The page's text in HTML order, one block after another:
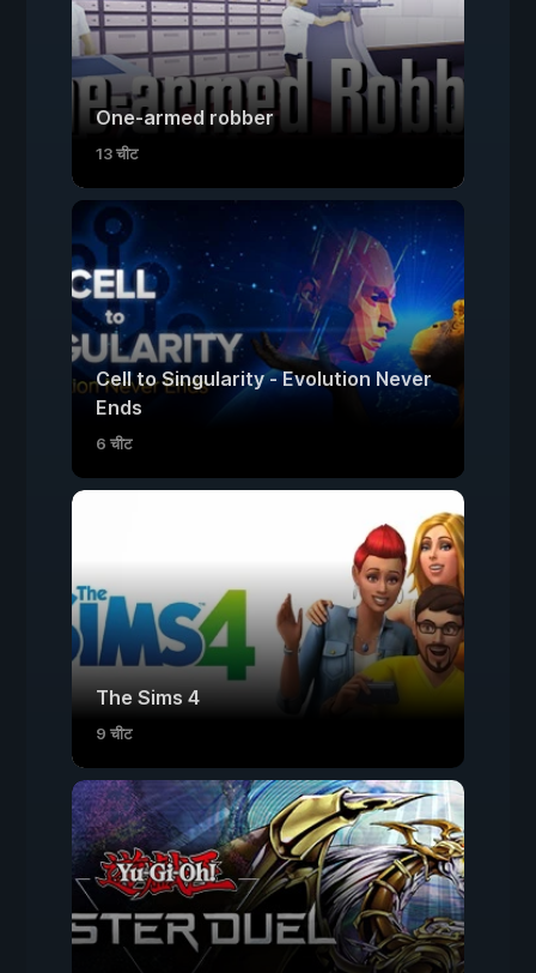
One-armed robber
13 चीट
Cell to Singularity - Evolution Never
Ends
6 चीट
The Sims 4
9 चीट